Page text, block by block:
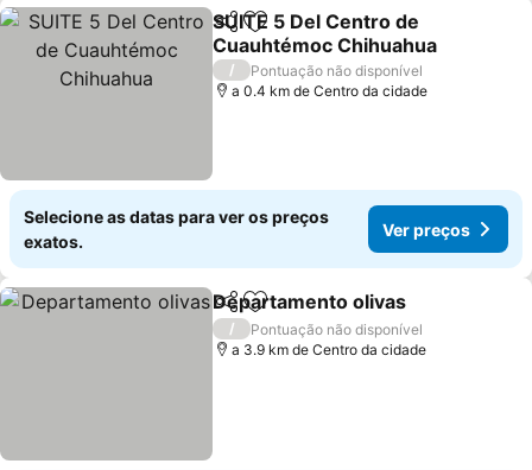
PartilharAdicionar aos favoritos
SUITE 5 Del Centro de
Cuauhtémoc Chihuahua
Ver preços
/
Pontuação não disponível
a 0.4 km de Centro da cidade
Selecione as datas para ver os preços
exatos.
Ver preços
PartilharAdicionar aos favoritos
Departamento olivas
/
Pontuação não disponível
a 3.9 km de Centro da cidade